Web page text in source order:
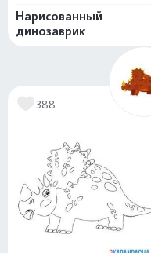
Нарисованный
динозаврик
388